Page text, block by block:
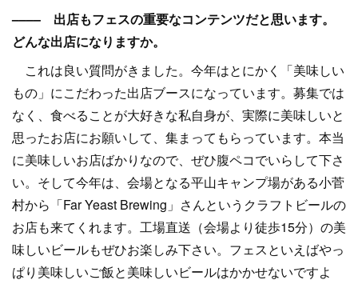
–––– 出店もフェスの重要なコンテンツだと思います。
どんな出店になりますか。
これは良い質問がきました。今年はとにかく「美味しい
もの」にこだわった出店ブースになっています。募集では
なく、食べることが大好きな私自身が、実際に美味しいと
思ったお店にお願いして、集まってもらっています。本当
に美味しいお店ばかりなので、ぜひ腹ペコでいらして下さ
い。そして今年は、会場となる平山キャンプ場がある小菅
村から「Far Yeast Brewing」さんというクラフトビールの
お店も来てくれます。工場直送（会場より徒歩15分）の美
味しいビールもぜひお楽しみ下さい。フェスといえばやっ
ぱり美味しいご飯と美味しいビールはかかせないですよ